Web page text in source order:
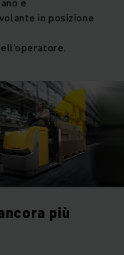
in posizione
più